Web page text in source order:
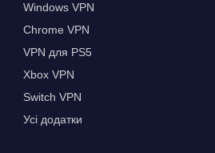
Windows VPN
Chrome VPN
VPN для PS5
Xbox VPN
Switch VPN
Усі додатки